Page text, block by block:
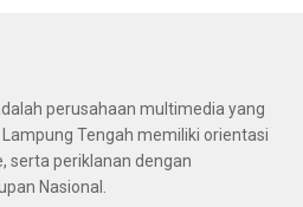
perusahaan multimedia yang
Tengah memiliki orientasi
serta periklanan dengan
Nasional.